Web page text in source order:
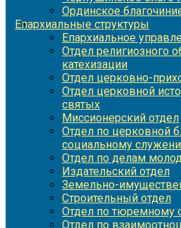
Ординское
Епархиальные структуры
Епархиальное
Отдел религиозного
катехизации
Отдел церковно-
Отдел церковной
святых
Миссионерский отдел
Отдел по церковной
социальному
Отдел по делам
Издательский отдел
Земельно-
Строительный отдел
Отдел по тюремному
Отдел по